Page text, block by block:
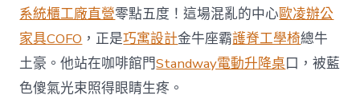
系統櫃工廠直營零點五度！這場混亂的中心歐凌辦公
家具COFO ，正是巧寓設計金牛座霸護脊工學椅總牛
土豪。他站在咖啡館門Standway電動升降桌口，被藍
色傻氣光束照得眼睛生疼。